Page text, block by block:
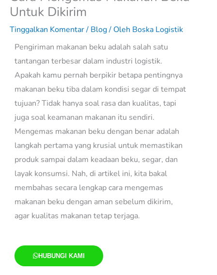
Untuk Dikirim
Tinggalkan Komentar/ Blog/ Oleh Boska Logistik
Pengiriman makanan beku adalah salah satu
tantangan terbesar dalam industri logistik.
Apakah kamu pernah berpikir betapa pentingnya
makanan beku tiba dalam kondisi segar di tempat
tujuan? Tidak hanya soal rasa dan kualitas, tapi
juga soal keamanan makanan itu sendiri.
Mengemas makanan beku dengan benar adalah
langkah pertama yang krusial untuk memastikan
produk sampai dalam keadaan beku, segar, dan
layak konsumsi. Nah, di artikel ini, kita bakal
membahas secara lengkap cara mengemas
makanan beku dengan aman sebelum dikirim,
agar kualitas makanan tetap terjaga.
HUBUNGI KAMI